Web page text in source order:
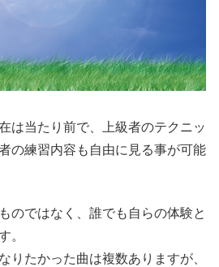
は当たり前で、上級者のテクニッ
の練習内容も自由に見る事が可能
のではなく、誰でも自らの体験と
。
りたかった曲は複数ありますが、